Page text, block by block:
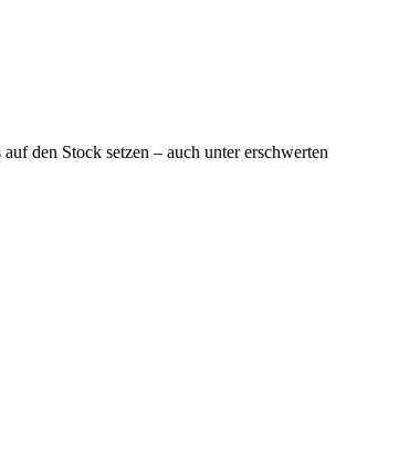
den Stock setzen – auch unter erschwerten